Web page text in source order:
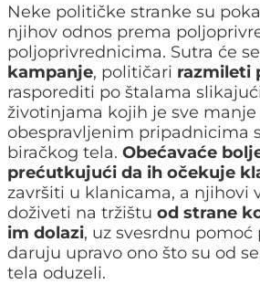
Neke političke stranke su
njihov odnos prema
poljoprivrednicima. Sutra će
kampanje, političari razmileti
rasporediti po štalama
životinjama kojih je sve
obespravljenim pripadnicima
biračkog tela. Obećavaće
prećutkujući da ih očekuje
završiti u klanicama, a njihovi
doživeti na tržištu od strane
im dolazi, uz svesrdnu
daruju upravo ono što su od
tela oduzeli.